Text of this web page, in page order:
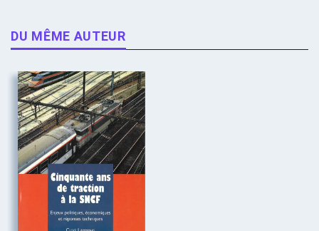
DU MÊME AUTEUR